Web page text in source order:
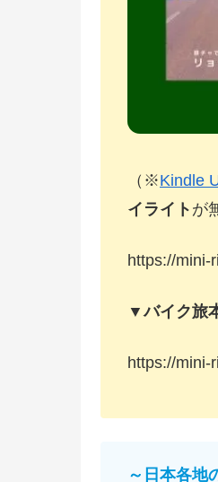
（※Kindle
イライト が
https://mini-
▼バイク旅
https://mini-
～日本各地